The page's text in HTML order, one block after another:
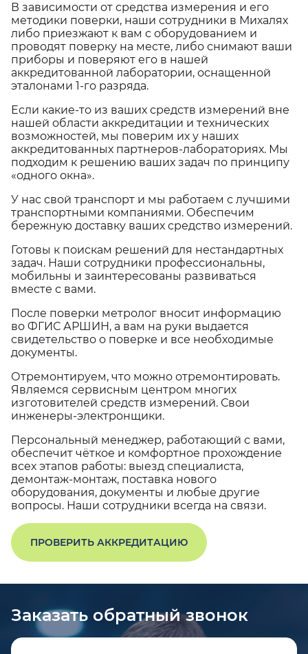
В зависимости от средства измерения и его
методики поверки, наши сотрудники в Михалях
либо приезжают к вам с оборудованием и
проводят поверку на месте, либо снимают ваши
приборы и поверяют его в нашей
аккредитованной лаборатории, оснащенной
эталонами 1-го разряда.
Если какие-то из ваших средств измерений вне
нашей области аккредитации и технических
возможностей, мы поверим их у наших
аккредитованных партнеров-лабораториях. Мы
подходим к решению ваших задач по принципу
«одного окна».
У нас свой транспорт и мы работаем с лучшими
транспортными компаниями. Обеспечим
бережную доставку ваших средство измерений.
Готовы к поискам решений для нестандартных
задач. Наши сотрудники профессиональны,
мобильны и заинтересованы развиваться
вместе с вами.
После поверки метролог вносит информацию
во ФГИС АРШИН, а вам на руки выдается
свидетельство о поверке и все необходимые
документы.
Отремонтируем, что можно отремонтировать.
Являемся сервисным центром многих
изготовителей средств измерений. Свои
инженеры-электронщики.
Персональный менеджер, работающий с вами,
обеспечит чёткое и комфортное прохождение
всех этапов работы: выезд специалиста,
демонтаж-монтаж, поставка нового
оборудования, документы и любые другие
вопросы. Наши сотрудники всегда на связи.
ПРОВЕРИТЬ АККРЕДИТАЦИЮ
Заказать обратный звонок